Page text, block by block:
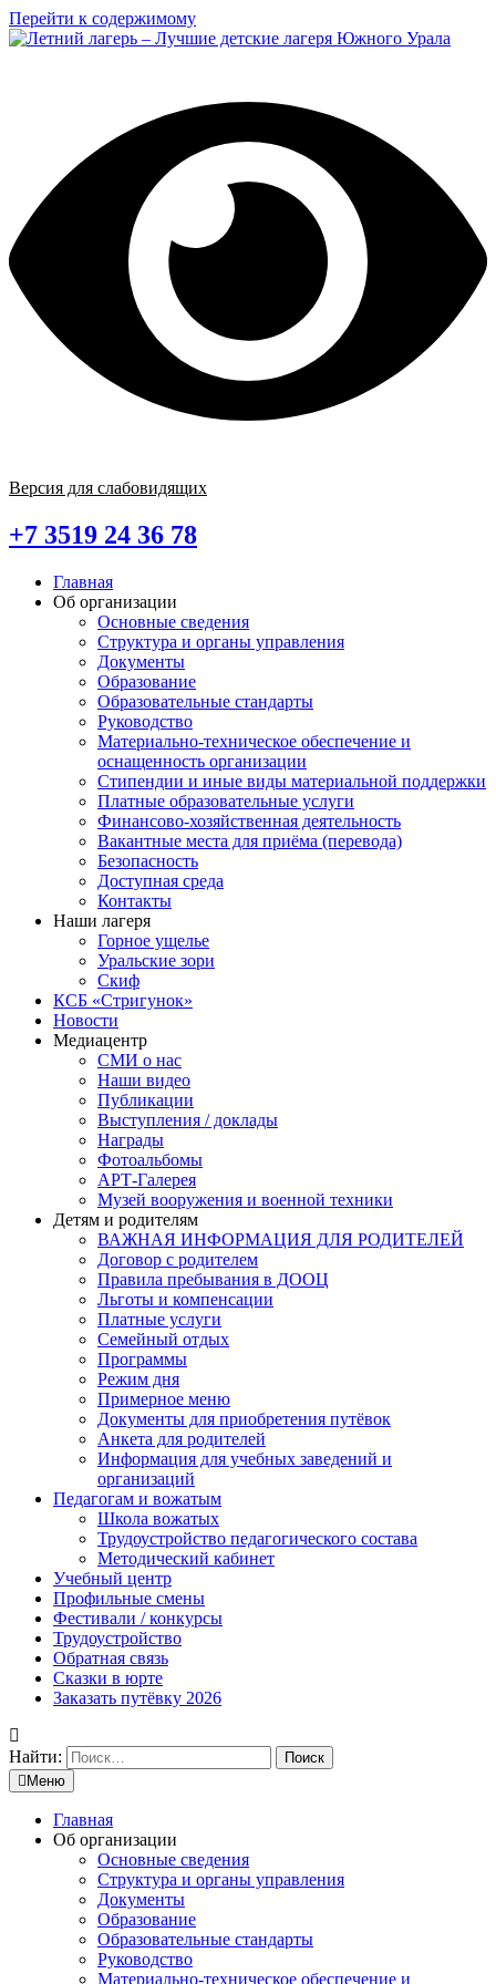
Перейти к содержимому
Версия для слабовидящих
+7 3519 24 36 78
Главная
Об организации
Основные сведения
Структура и органы управления
Документы
Образование
Образовательные стандарты
Руководство
Материально-техническое обеспечение и
оснащенность организации
Стипендии и иные виды материальной поддержки
Платные образовательные услуги
Финансово-хозяйственная деятельность
Вакантные места для приёма (перевода)
Безопасность
Доступная среда
Контакты
Наши лагеря
Горное ущелье
Уральские зори
Скиф
КСБ «Стригунок»
Новости
Медиацентр
СМИ о нас
Наши видео
Публикации
Выступления / доклады
Награды
Фотоальбомы
АРТ-Галерея
Музей вооружения и военной техники
Детям и родителям
ВАЖНАЯ ИНФОРМАЦИЯ ДЛЯ РОДИТЕЛЕЙ
Договор с родителем
Правила пребывания в ДООЦ
Льготы и компенсации
Платные услуги
Семейный отдых
Программы
Режим дня
Примерное меню
Документы для приобретения путёвок
Анкета для родителей
Информация для учебных заведений и
организаций
Педагогам и вожатым
Школа вожатых
Трудоустройство педагогического состава
Методический кабинет
Учебный центр
Профильные смены
Фестивали / конкурсы
Трудоустройство
Обратная связь
Сказки в юрте
Заказать путёвку 2026
Найти:
Меню
Главная
Об организации
Основные сведения
Структура и органы управления
Документы
Образование
Образовательные стандарты
Руководство
Материально-техническое обеспечение и